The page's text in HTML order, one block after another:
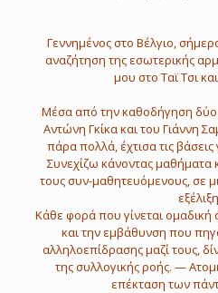
Γεννημένος στο Βέλγιο,
αναζήτηση της εσωτερικής
μου στο Ταϊ Τσι
Μέσα από την καθοδήγηση
Αντώνη Γκίκα και του Γιάννη
πάρα πολλά, έχτισα τις
Συνεχίζω κάνοντας μαθήματα
τους συν-μαθητευόμενους, σε
Κάθε φορά που γίνεται
και την εμβάθυνση που
αλληλοεπίδρασης μαζί τους,
της συλλογικής ροής. —
επέκταση των